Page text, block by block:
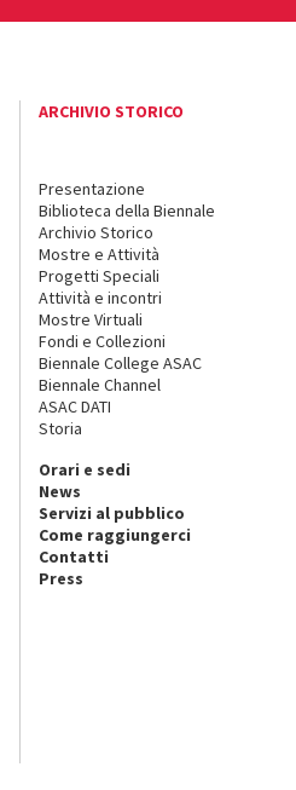
ARCHIVIO STORICO
Presentazione
Biblioteca della Biennale
Archivio Storico
Mostre e Attività
Progetti Speciali
Attività e incontri
Mostre Virtuali
Fondi e Collezioni
Biennale College ASAC
Biennale Channel
ASAC DATI
Storia
Orari e sedi
News
Servizi al pubblico
Come raggiungerci
Contatti
Press